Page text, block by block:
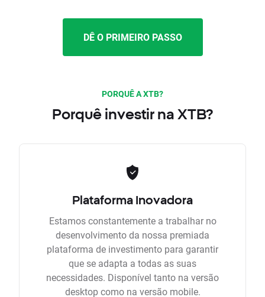
DÊ O PRIMEIRO PASSO
PORQUÊ A XTB?
Porquê investir na XTB?
Plataforma Inovadora
Estamos constantemente a trabalhar no
desenvolvimento da nossa premiada
plataforma de investimento para garantir
que se adapta a todas as suas
necessidades. Disponível tanto na versão
desktop como na versão mobile.